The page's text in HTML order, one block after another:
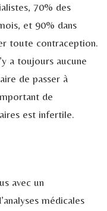
70% des
et 90% dans
toute contraception.
a toujours aucune
de passer à
de
est infertile.
avec un
médicales